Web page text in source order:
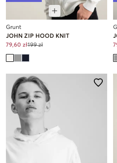
Grunt
JOHN ZIP HOOD KNIT
79,60 zł199 zł